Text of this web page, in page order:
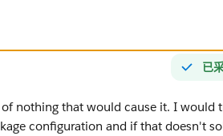
已
nothing that would cause it. I would
configuration and if that doesn't